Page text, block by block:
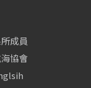
成員
協會